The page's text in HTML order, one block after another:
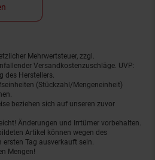
Mehrwertsteuer, zzgl.
Versandkostenzuschläge. UVP:
des Herstellers.
(Stückzahl/Mengeneinheit)
beziehen sich auf unseren zuvor
Änderungen und Irrtümer vorbehalten.
Artikel können wegen des
Tag ausverkauft sein.
Mengen!